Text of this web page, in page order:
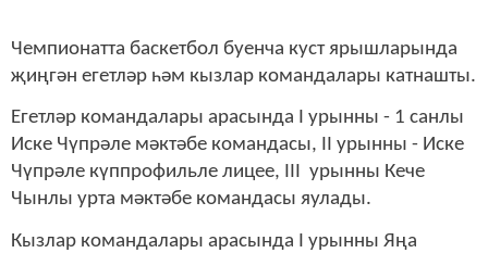
Чемпионатта баскетбол буенча куст ярышларында
җиңгән егетләр һәм кызлар командалары катнашты.
Егетләр командалары арасында I урынны - 1 санлы
Иске Чүпрәле мәктәбе командасы, II урынны - Иске
Чүпрәле күппрофильле лицее, III урынны Кече
Чынлы урта мәктәбе командасы яулады.
Кызлар командалары арасында I урынны Яңа